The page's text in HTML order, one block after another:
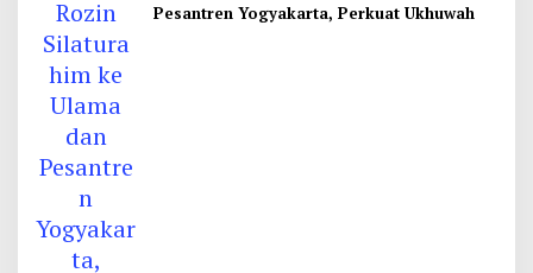
Pesantren Yogyakarta, Perkuat Ukhuwah